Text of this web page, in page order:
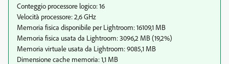
Conteggio processore logico: 16
Velocità processore: 2,6 GHz
Memoria fisica disponibile per Lightroom: 16109,1 MB
Memoria fisica usata da Lightroom: 3096,2 MB (19,2%)
Memoria virtuale usata da Lightroom: 9085,1 MB
Dimensione cache memoria: 1,1 MB